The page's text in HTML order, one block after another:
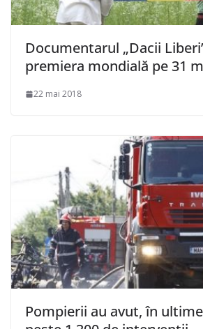
Documentarul „Dacii
premiera mondială pe 31
22 mai 2018
Pompierii au avut, în